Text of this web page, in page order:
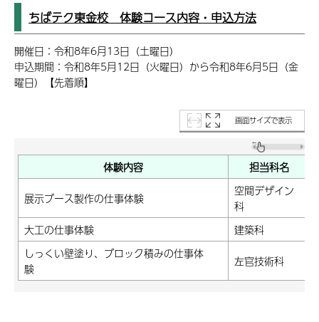
ちばテク東金校 体験コース内容・申込方法
開催日：令和8年6月13日（土曜日）
申込期間：令和8年5月12日（火曜日）から令和8年6月5日（金
曜日）【先着順】
画面サイズで表示
体験内容
担当科名
展示ブース製作の仕事体験
空間デザイン
科
大工の仕事体験
建築科
しっくい壁塗り、ブロック積みの仕事体
験
左官技術科